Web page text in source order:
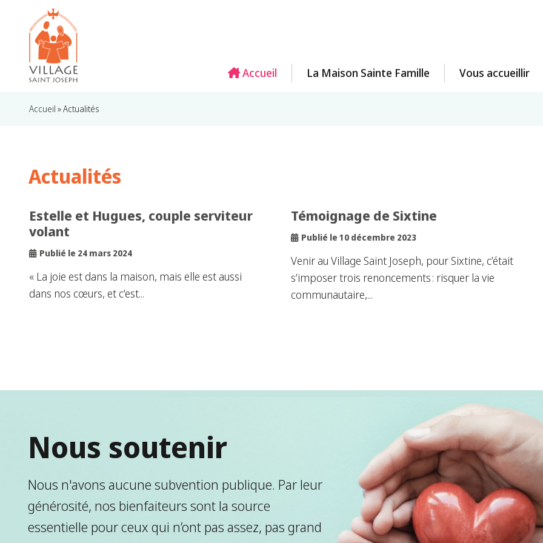
Accueil La Maison Sainte Famille Vous accueillir
Accueil »Actualités
Actualités
Estelle et Hugues, couple serviteur
volant
Publié le 24 mars 2024
« La joie est dans la maison, mais elle est aussi
dans nos cœurs, et c’est...
Témoignage de Sixtine
Publié le 10 décembre 2023
Venir au Village Saint Joseph, pour Sixtine, c’était
s’imposer trois renoncements : risquer la vie
communautaire,...
Nous soutenir
Nous n'avons aucune subvention publique. Par leur
générosité, nos bienfaiteurs sont la source
essentielle pour ceux qui n’ont pas assez, pas grand